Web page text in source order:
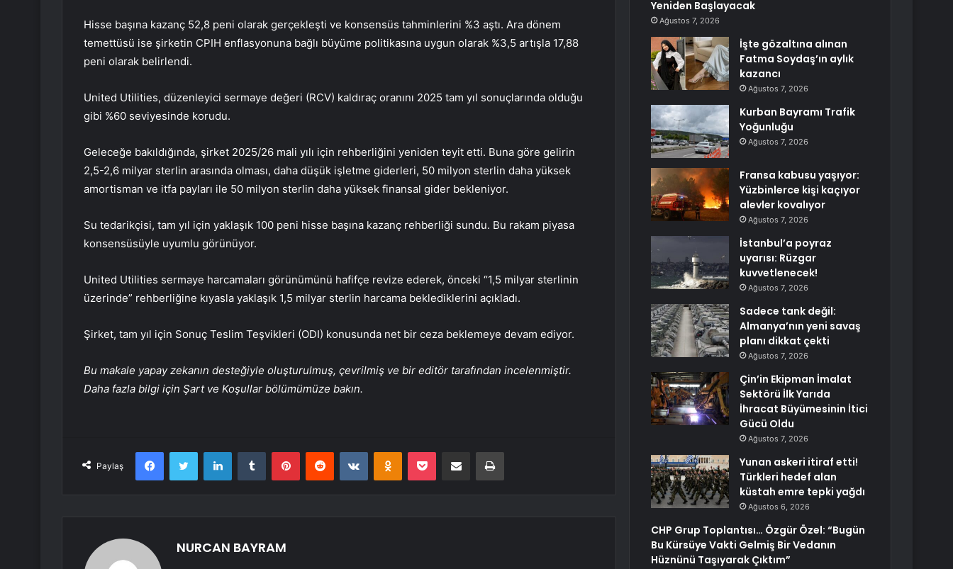
Hisse başına kazanç 52,8 peni olarak gerçekleşti ve konsensüs tahminlerini %3 aştı. Ara dönem
temettüsü ise şirketin CPIH enflasyonuna bağlı büyüme politikasına uygun olarak %3,5 artışla 17,88
peni olarak belirlendi.
United Utilities, düzenleyici sermaye değeri (RCV) kaldıraç oranını 2025 tam yıl sonuçlarında olduğu
gibi %60 seviyesinde korudu.
Geleceğe bakıldığında, şirket 2025/26 mali yılı için rehberliğini yeniden teyit etti. Buna göre gelirin
2,5-2,6 milyar sterlin arasında olması, daha düşük işletme giderleri, 50 milyon sterlin daha yüksek
amortisman ve itfa payları ile 50 milyon sterlin daha yüksek finansal gider bekleniyor.
Su tedarikçisi, tam yıl için yaklaşık 100 peni hisse başına kazanç rehberliği sundu. Bu rakam piyasa
konsensüsüyle uyumlu görünüyor.
United Utilities sermaye harcamaları görünümünü hafifçe revize ederek, önceki “1,5 milyar sterlinin
üzerinde” rehberliğine kıyasla yaklaşık 1,5 milyar sterlin harcama beklediklerini açıkladı.
Şirket, tam yıl için Sonuç Teslim Teşvikleri (ODI) konusunda net bir ceza beklemeye devam ediyor.
Bu makale yapay zekanın desteğiyle oluşturulmuş, çevrilmiş ve bir editör tarafından incelenmiştir.
Daha fazla bilgi için Şart ve Koşullar bölümümüze bakın.
Paylaş
FacebookTwitter LinkedInTumblr PinterestReddit VKontakteOdnoklassniki
Pocket E-Posta ile paylaş Yazdır
NURCAN BAYRAM
Yeniden Başlayacak
Ağustos 7, 2026
İşte gözaltına alınan
Fatma Soydaş’ın aylık
kazancı
Ağustos 7, 2026
Kurban Bayramı Trafik
Yoğunluğu
Ağustos 7, 2026
Fransa kabusu yaşıyor:
Yüzbinlerce kişi kaçıyor
alevler kovalıyor
Ağustos 7, 2026
İstanbul’a poyraz
uyarısı: Rüzgar
kuvvetlenecek!
Ağustos 7, 2026
Sadece tank değil:
Almanya’nın yeni savaş
planı dikkat çekti
Ağustos 7, 2026
Çin’in Ekipman İmalat
Sektörü İlk Yarıda
İhracat Büyümesinin İtici
Gücü Oldu
Ağustos 7, 2026
Yunan askeri itiraf etti!
Türkleri hedef alan
küstah emre tepki yağdı
Ağustos 6, 2026
CHP Grup Toplantısı… Özgür Özel: “Bugün
Bu Kürsüye Vakti Gelmiş Bir Vedanın
Hüznünü Taşıyarak Çıktım”